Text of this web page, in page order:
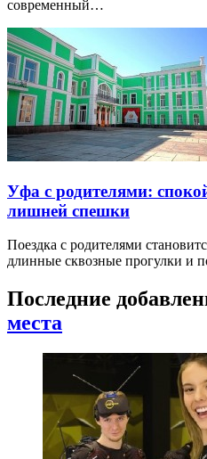
современный…
Уфа с родителями:
лишней спешки
Поездка с родителями
длинные сквозные прогулки и
Последние
места